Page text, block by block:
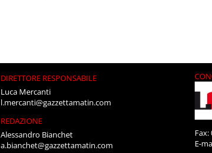
DIRETTORE RESPONSABILE
Luca Mercanti
l.mercanti@gazzettamatin.com
REDAZIONE
Alessandro Bianchet
a.bianchet@gazzettamatin.com
Fax:
E-